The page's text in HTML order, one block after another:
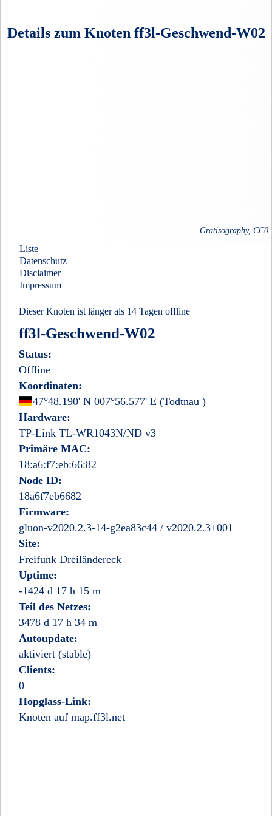
Details zum Knoten ff3l-Geschwend-W02
Gratisography, CC0
Liste
Datenschutz
Disclaimer
Impressum
Dieser Knoten ist länger als 14 Tagen offline
ff3l-Geschwend-W02
Status:
Offline
Koordinaten:
47°48.190' N 007°56.577' E (Todtnau
Deutschland
)
Hardware:
TP-Link TL-WR1043N/ND v3
Primäre MAC:
18:a6:f7:eb:66:82
Node ID:
18a6f7eb6682
Firmware:
gluon-v2020.2.3-14-g2ea83c44 / v2020.2.3+001
Site:
Freifunk Dreiländereck
Uptime:
-1424 d 17 h 15 m
Teil des Netzes:
3478 d 17 h 34 m
Autoupdate:
aktiviert (stable)
Clients:
0
Hopglass-Link:
Knoten auf map.ff3l.net